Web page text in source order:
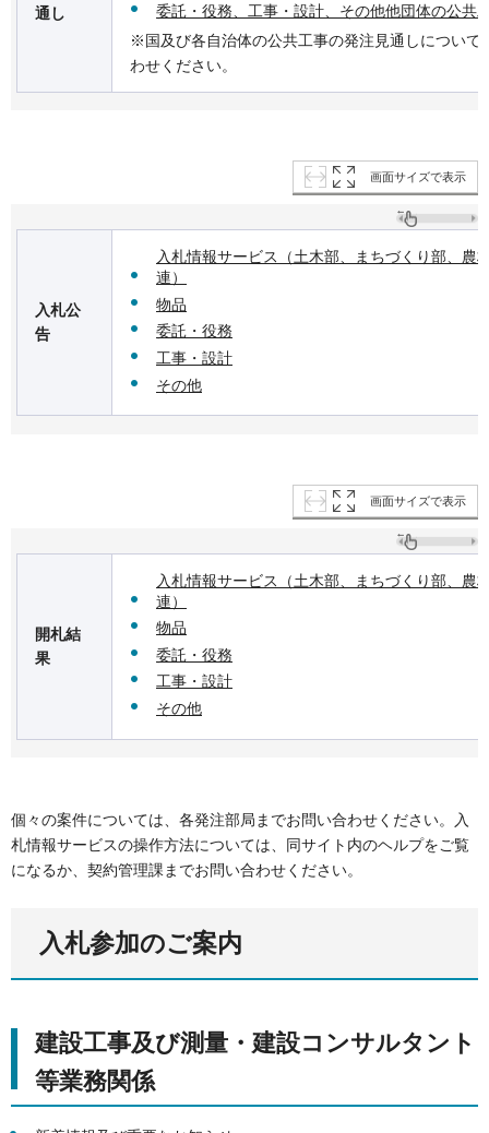
通し
委託・役務、工事・設計、その他他団体の公共
※国及び各自治体の公共工事の発注見通しについて
わせください。
画面サイズで表示
入札公
告
入札情報サービス（土木部、まちづくり部、農
連）
物品
委託・役務
工事・設計
その他
画面サイズで表示
開札結
果
入札情報サービス（土木部、まちづくり部、農
連）
物品
委託・役務
工事・設計
その他
個々の案件については、各発注部局までお問い合わせください。入
札情報サービスの操作方法については、同サイト内のヘルプをご覧
になるか、契約管理課までお問い合わせください。
入札参加のご案内
建設工事及び測量・建設コンサルタント
等業務関係